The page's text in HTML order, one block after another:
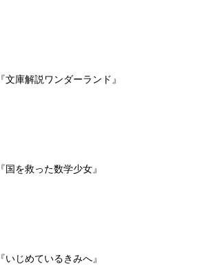
『文庫解説ワンダーランド』
『国を救った数学少女』
『いじめているきみへ』